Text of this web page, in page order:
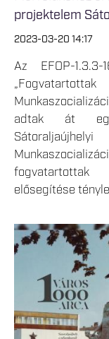
projektelem
2023-03-20 14:17
Az EFOP-
adtak át
fogvatartottak
elősegítése